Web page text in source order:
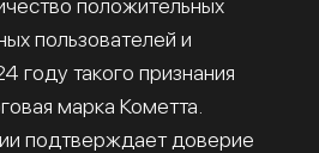
пользователей и
году такого признания
марка Кометта.
подтверждает доверие